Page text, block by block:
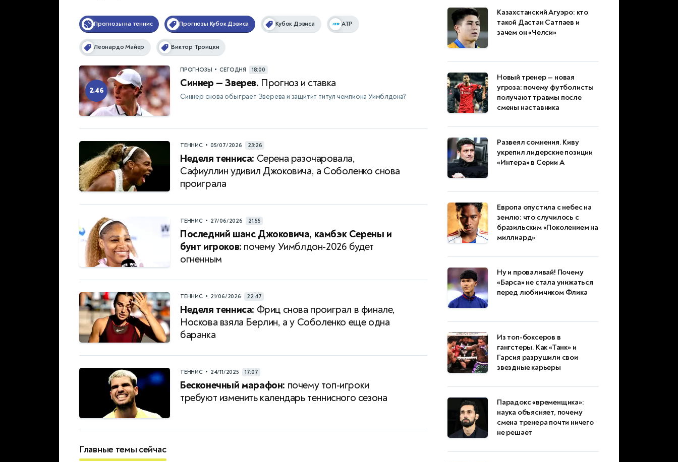
Прогнозы на теннис Прогнозы Кубок Дэвиса Кубок Дэвиса ATP
Леонардо Майер Виктор Троицки
2.46
ПРОГНОЗЫ • СЕГОДНЯ 18:00
Синнер — Зверев. Прогноз и ставка
Синнер снова обыграет Зверева и защитит титул чемпиона Уимблдона?
ТЕННИС • 05/07/2026 23:26
Неделя тенниса: Серена разочаровала,
Сафиуллин удивил Джоковича, а Соболенко снова
проиграла
ТЕННИС • 27/06/2026 21:55
Последний шанс Джоковича, камбэк Серены и
бунт игроков: почему Уимблдон-2026 будет
огненным
ТЕННИС • 21/06/2026 22:47
Неделя тенниса: Фриц снова проиграл в финале,
Носкова взяла Берлин, а у Соболенко еще одна
баранка
ТЕННИС • 24/11/2025 17:07
Бесконечный марафон: почему топ-игроки
требуют изменить календарь теннисного сезона
Главные темы сейчас
Казахстанский Агуэро: кто
такой Дастан Сатпаев и
зачем он «Челси»
Новый тренер — новая
угроза: почему футболисты
получают травмы после
смены наставника
Развеял сомнения. Киву
укрепил лидерские позиции
«Интера» в Серии А
Европа опустила с небес на
землю: что случилось с
бразильским «Поколением на
миллиард»
Ну и проваливай! Почему
«Барса» не стала унижаться
перед любимчиком Флика
Из топ-боксеров в
гангстеры. Как «Танк» и
Гарсия разрушили свои
звездные карьеры
Парадокс «временщика»:
наука объясняет, почему
смена тренера почти ничего
не решает